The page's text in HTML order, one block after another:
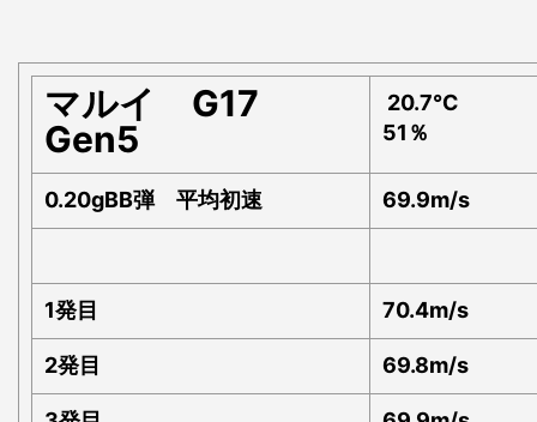
マルイ G17
Gen5
20.7℃
51％
0.20gBB弾 平均初速 69.9m/s
1発目 70.4m/s
2発目 69.8m/s